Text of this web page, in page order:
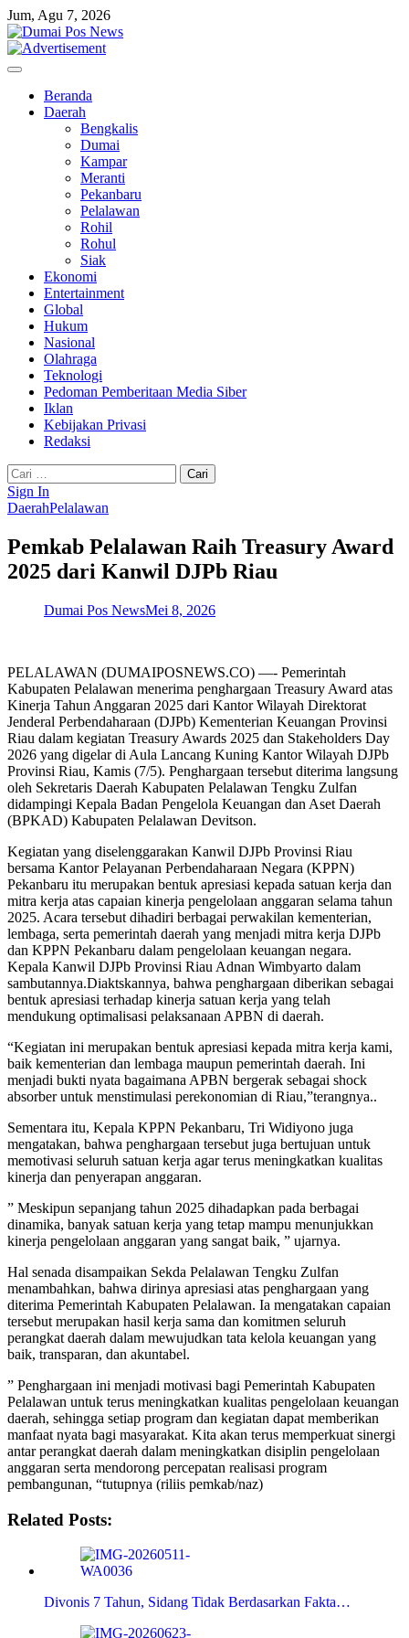
Skip
to
content
Jum, Agu 7, 2026
Beranda
Daerah
Bengkalis
Dumai
Kampar
Meranti
Pekanbaru
Pelalawan
Rohil
Rohul
Siak
Ekonomi
Entertainment
Global
Hukum
Nasional
Olahraga
Teknologi
Pedoman Pemberitaan Media Siber
Iklan
Kebijakan Privasi
Redaksi
Cari
untuk:
Sign In
DaerahPelalawan
Pemkab Pelalawan Raih Treasury Award
2025 dari Kanwil DJPb Riau
Dumai Pos NewsMei 8, 2026
PELALAWAN (DUMAIPOSNEWS.CO) —- Pemerintah
Kabupaten Pelalawan menerima penghargaan Treasury Award atas
Kinerja Tahun Anggaran 2025 dari Kantor Wilayah Direktorat
Jenderal Perbendaharaan (DJPb) Kementerian Keuangan Provinsi
Riau dalam kegiatan Treasury Awards 2025 dan Stakeholders Day
2026 yang digelar di Aula Lancang Kuning Kantor Wilayah DJPb
Provinsi Riau, Kamis (7/5). Penghargaan tersebut diterima langsung
oleh Sekretaris Daerah Kabupaten Pelalawan Tengku Zulfan
didampingi Kepala Badan Pengelola Keuangan dan Aset Daerah
(BPKAD) Kabupaten Pelalawan Devitson.
Kegiatan yang diselenggarakan Kanwil DJPb Provinsi Riau
bersama Kantor Pelayanan Perbendaharaan Negara (KPPN)
Pekanbaru itu merupakan bentuk apresiasi kepada satuan kerja dan
mitra kerja atas capaian kinerja pengelolaan anggaran selama tahun
2025. Acara tersebut dihadiri berbagai perwakilan kementerian,
lembaga, serta pemerintah daerah yang menjadi mitra kerja DJPb
dan KPPN Pekanbaru dalam pengelolaan keuangan negara.
Kepala Kanwil DJPb Provinsi Riau Adnan Wimbyarto dalam
sambutannya.Diaktskannya, bahwa penghargaan diberikan sebagai
bentuk apresiasi terhadap kinerja satuan kerja yang telah
mendukung optimalisasi pelaksanaan APBN di daerah.
“Kegiatan ini merupakan bentuk apresiasi kepada mitra kerja kami,
baik kementerian dan lembaga maupun pemerintah daerah. Ini
menjadi bukti nyata bagaimana APBN bergerak sebagai shock
absorber untuk menstimulasi perekonomian di Riau,”terangnya..
Sementara itu, Kepala KPPN Pekanbaru, Tri Widiyono juga
mengatakan, bahwa penghargaan tersebut juga bertujuan untuk
memotivasi seluruh satuan kerja agar terus meningkatkan kualitas
kinerja dan penyerapan anggaran.
” Meskipun sepanjang tahun 2025 dihadapkan pada berbagai
dinamika, banyak satuan kerja yang tetap mampu menunjukkan
kinerja pengelolaan anggaran yang sangat baik, ” ujarnya.
Hal senada disampaikan Sekda Pelalawan Tengku Zulfan
menambahkan, bahwa dirinya apresiasi atas penghargaan yang
diterima Pemerintah Kabupaten Pelalawan. Ia mengatakan capaian
tersebut merupakan hasil kerja sama dan komitmen seluruh
perangkat daerah dalam mewujudkan tata kelola keuangan yang
baik, transparan, dan akuntabel.
” Penghargaan ini menjadi motivasi bagi Pemerintah Kabupaten
Pelalawan untuk terus meningkatkan kualitas pengelolaan keuangan
daerah, sehingga setiap program dan kegiatan dapat memberikan
manfaat nyata bagi masyarakat. Kita akan terus memperkuat sinergi
antar perangkat daerah dalam meningkatkan disiplin pengelolaan
anggaran serta mendorong percepatan realisasi program
pembangunan, “tutupnya (riliis pemkab/naz)
Related Posts:
Divonis 7 Tahun, Sidang Tidak Berdasarkan Fakta…